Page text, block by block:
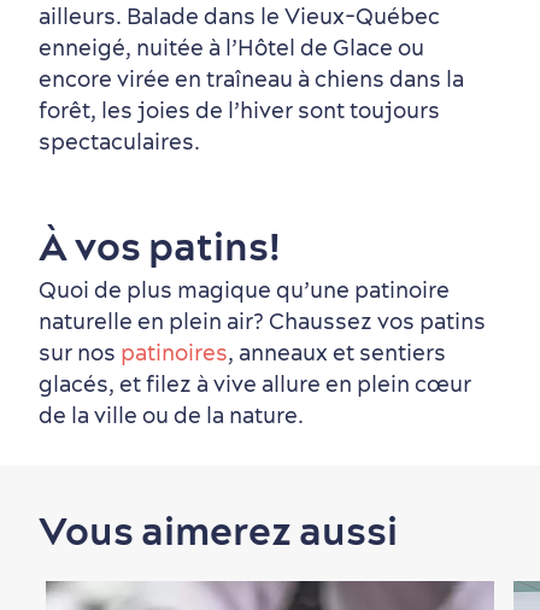
Saisons et climat
Culture animée
Nature à proximité
écoresponsable
ailleurs. Balade dans le Vieux-Québec
enneigé, nuitée à l’Hôtel de Glace ou
encore virée en traîneau à chiens dans la
forêt, les joies de l’hiver sont toujours
spectaculaires.
À vos patins!
Quoi de plus magique qu’une patinoire
naturelle en plein air? Chaussez vos patins
sur nos patinoires, anneaux et sentiers
glacés, et filez à vive allure en plein cœur
de la ville ou de la nature.
Vous aimerez aussi